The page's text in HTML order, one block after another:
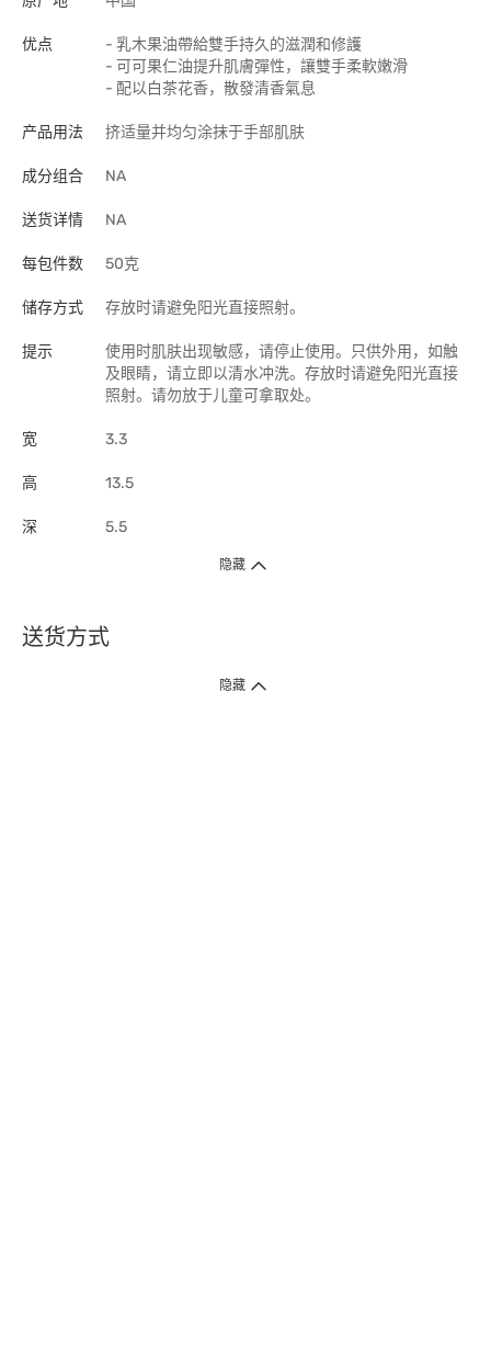
优点
- 乳木果油帶給雙手持久的滋潤和修護
- 可可果仁油提升肌膚彈性，讓雙手柔軟嫩滑
- 配以白茶花香，散發清香氣息
产品用法 挤适量并均匀涂抹于手部肌肤
成分组合 NA
送货详情 NA
每包件数 50克
储存方式 存放时请避免阳光直接照射。
提示
使用时肌肤出现敏感，请停止使用。只供外用，如触
及眼睛，请立即以清水冲洗。存放时请避免阳光直接
照射。请勿放于儿童可拿取处。
宽 3.3
高 13.5
深 5.5
隐藏
送货方式
1. 送货到府（受卫生署条例规管产品除外 ）
隐藏